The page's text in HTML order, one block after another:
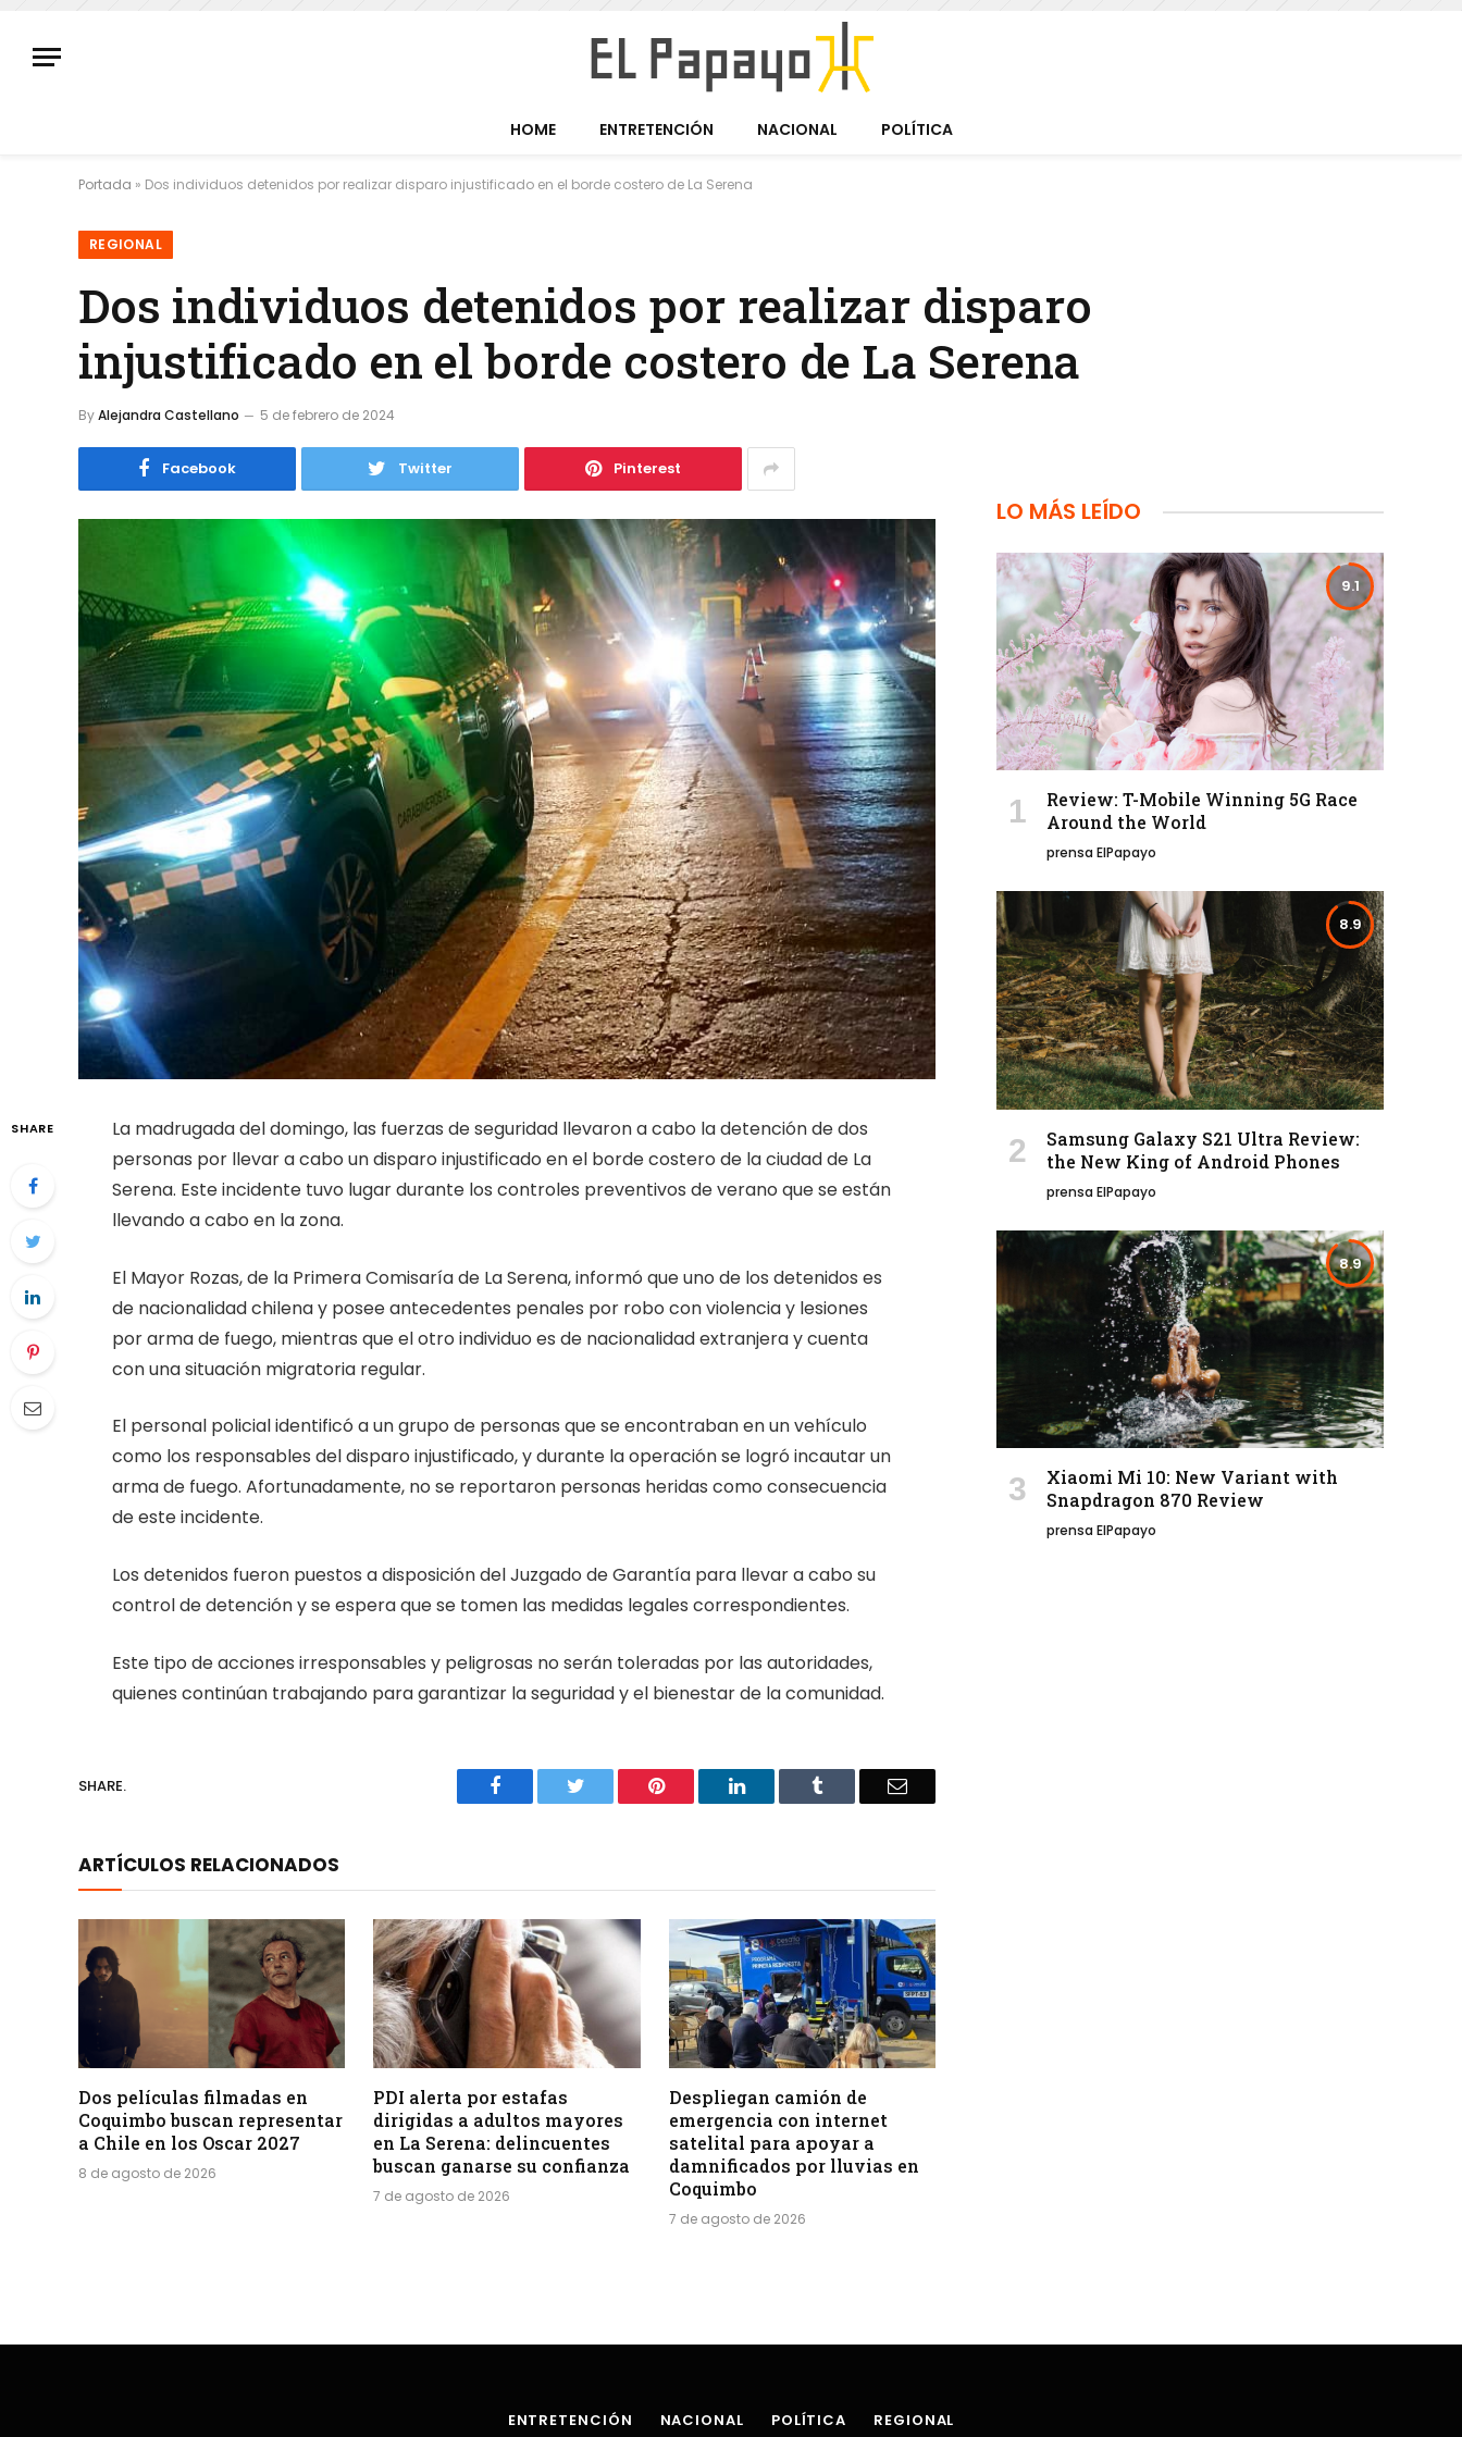
HOME ENTRETENCIÓN NACIONAL POLÍTICA
Portada » Dos individuos detenidos por realizar disparo injustificado en el borde costero de La Serena
REGIONAL
Dos individuos detenidos por realizar disparo
injustificado en el borde costero de La Serena
ByAlejandra Castellano 5 de febrero de 2024
Facebook Twitter Pinterest
SHARE
La madrugada del domingo, las fuerzas de seguridad llevaron a cabo la detención de dos
personas por llevar a cabo un disparo injustificado en el borde costero de la ciudad de La
Serena. Este incidente tuvo lugar durante los controles preventivos de verano que se están
llevando a cabo en la zona.
El Mayor Rozas, de la Primera Comisaría de La Serena, informó que uno de los detenidos es
de nacionalidad chilena y posee antecedentes penales por robo con violencia y lesiones
por arma de fuego, mientras que el otro individuo es de nacionalidad extranjera y cuenta
con una situación migratoria regular.
El personal policial identificó a un grupo de personas que se encontraban en un vehículo
como los responsables del disparo injustificado, y durante la operación se logró incautar un
arma de fuego. Afortunadamente, no se reportaron personas heridas como consecuencia
de este incidente.
Los detenidos fueron puestos a disposición del Juzgado de Garantía para llevar a cabo su
control de detención y se espera que se tomen las medidas legales correspondientes.
Este tipo de acciones irresponsables y peligrosas no serán toleradas por las autoridades,
quienes continúan trabajando para garantizar la seguridad y el bienestar de la comunidad.
SHARE. Facebook Twitter Pinterest LinkedIn Tumblr Email
ARTÍCULOS RELACIONADOS
Dos películas filmadas en
Coquimbo buscan representar
a Chile en los Oscar 2027
8 de agosto de 2026
PDI alerta por estafas
dirigidas a adultos mayores
en La Serena: delincuentes
buscan ganarse su confianza
7 de agosto de 2026
Despliegan camión de
emergencia con internet
satelital para apoyar a
damnificados por lluvias en
Coquimbo
7 de agosto de 2026
LO MÁS LEÍDO
9.1
Review: T-Mobile Winning 5G Race
Around the World
prensa ElPapayo
8.9
Samsung Galaxy S21 Ultra Review:
the New King of Android Phones
prensa ElPapayo
8.9
Xiaomi Mi 10: New Variant with
Snapdragon 870 Review
prensa ElPapayo
ENTRETENCIÓN NACIONAL POLÍTICA REGIONAL